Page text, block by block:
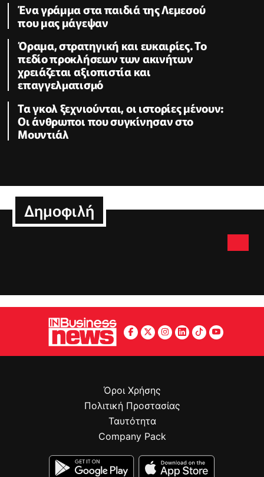
Ένα γράμμα στα παιδιά της Λεμεσού
που μας μάγεψαν
Όραμα, στρατηγική και ευκαιρίες. Το
πεδίο προκλήσεων των ακινήτων
χρειάζεται αξιοπιστία και
επαγγελµατισµό
Τα γκολ ξεχνιούνται, οι ιστορίες μένουν:
Οι άνθρωποι που συγκίνησαν στο
Μουντιάλ
Δημοφιλή
Όροι Χρήσης
Πολιτική Προστασίας
Ταυτότητα
Company Pack